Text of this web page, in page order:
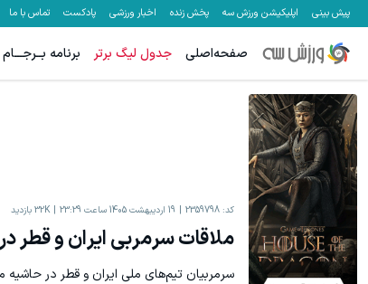
پیش بینی اپلیکیشن ورزش سه پخش زنده اخبار ورزشی پادکست تماس با ما
صفحه‌اصلی جدول لیگ برتر برنامه بــرجـــام
کد: 2359798 19 اردیبهشت 1405 ساعت 23:29 32K بازدید
ملاقات سرمربی ایران و
سرمربیان تیم‌های ملی ایران و قطر در